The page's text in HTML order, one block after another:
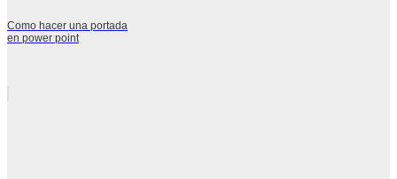
Como hacer una portada
en power point